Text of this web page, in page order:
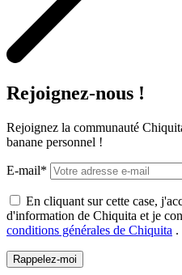
Rejoignez-nous !
Rejoignez la communauté
banane personnel !
E-mail*
En cliquant sur cette case,
d'information de Chiquita et je
conditions générales de Chiquita .